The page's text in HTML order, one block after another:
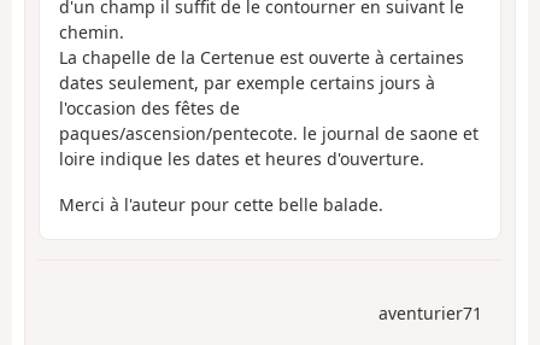
d'un champ il suffit de le contourner en suivant le
chemin.
La chapelle de la Certenue est ouverte à certaines
dates seulement, par exemple certains jours à
l'occasion des fêtes de
paques/ascension/pentecote. le journal de saone et
loire indique les dates et heures d'ouverture.
Merci à l'auteur pour cette belle balade.
aventurier71